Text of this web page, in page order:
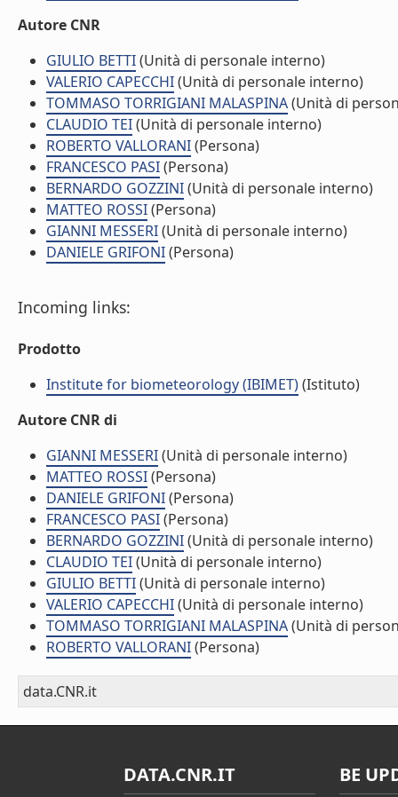
Autore CNR
GIULIO BETTI(Unità di personale interno)
VALERIO CAPECCHI(Unità di personale interno)
TOMMASO TORRIGIANI MALASPINA(Unità di
CLAUDIO TEI(Unità di personale interno)
ROBERTO VALLORANI(Persona)
FRANCESCO PASI(Persona)
BERNARDO GOZZINI(Unità di personale interno)
MATTEO ROSSI(Persona)
GIANNI MESSERI(Unità di personale interno)
DANIELE GRIFONI(Persona)
Incoming links:
Prodotto
Institute for biometeorology (IBIMET)(Istituto)
Autore CNR di
GIANNI MESSERI(Unità di personale interno)
MATTEO ROSSI(Persona)
DANIELE GRIFONI(Persona)
FRANCESCO PASI(Persona)
BERNARDO GOZZINI(Unità di personale interno)
CLAUDIO TEI(Unità di personale interno)
GIULIO BETTI(Unità di personale interno)
VALERIO CAPECCHI(Unità di personale interno)
TOMMASO TORRIGIANI MALASPINA(Unità di
ROBERTO VALLORANI(Persona)
data.CNR.it
DATA.CNR.IT BE